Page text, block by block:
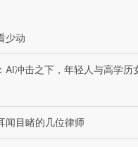
链博
接产
【特别呈现】寻找100种
少动
： AI冲击之下，年轻人与高学历
闻目睹的几位律师